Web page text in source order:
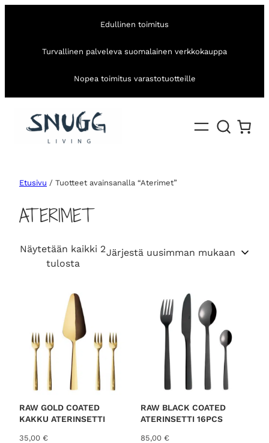
Edullinen toimitus
Turvallinen palveleva suomalainen verkkokauppa
Nopea toimitus varastotuotteille
Etusivu / Tuotteet avainsanalla “Aterimet”
ATERIMET
Näytetään kaikki 2
tulostaS
t
e
d
t
e
RAW GOLD COATED
KAKKU ATERINSETTI
35,00 €
RAW BLACK COATED
ATERINSETTI 16PCS
85,00 €